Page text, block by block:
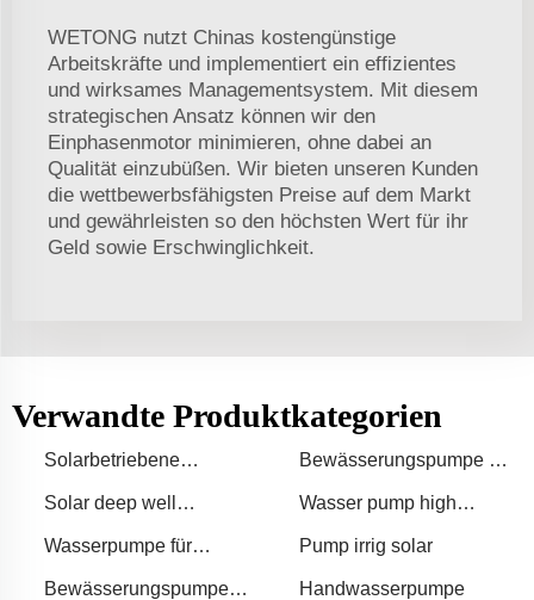
WETONG nutzt Chinas kostengünstige
Arbeitskräfte und implementiert ein effizientes
und wirksames Managementsystem. Mit diesem
strategischen Ansatz können wir den
Einphasenmotor minimieren, ohne dabei an
Qualität einzubüßen. Wir bieten unseren Kunden
die wettbewerbsfähigsten Preise auf dem Markt
und gewährleisten so den höchsten Wert für ihr
Geld sowie Erschwinglichkeit.
Verwandte Produktkategorien
Solarbetriebene
Bewässerungspumpe mit
Solar deep well
schaufelrad wasser
Wasser pump high
Wasserpumpe für
Pump irrig solar
Bewässerungspumpe
Handwasserpumpe